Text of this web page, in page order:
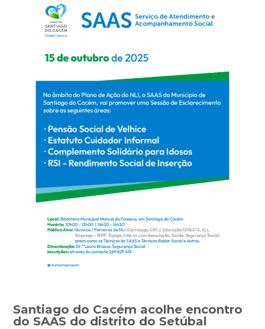
Santiago do Cacém acolhe encontro
do SAAS do distrito do Setúbal